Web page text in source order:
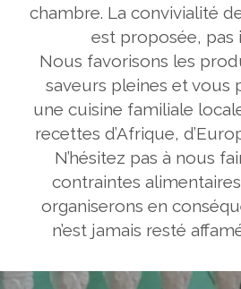
chambre. La convivialité
est proposée, pas
Nous favorisons les
saveurs pleines et vous
une cuisine familiale
recettes d’Afrique,
N’hésitez pas à nous
contraintes
organiserons en
n’est jamais resté